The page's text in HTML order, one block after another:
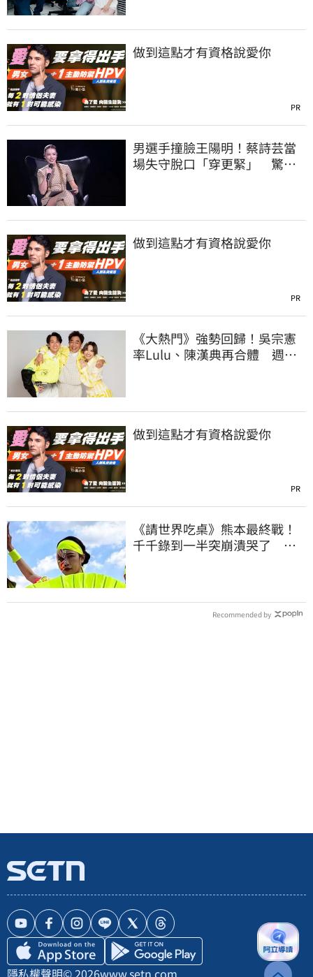
做到這點才有資格說愛你
PR
男選手撞臉王陽明！蔡詩芸當
場失守脫口「穿更緊」 驚人
做到這點才有資格說愛你
PR
《大熱門》強勢回歸！吳宗憲
率Lulu、陳漢典再合體 週末
做到這點才有資格說愛你
PR
《請世界吃桌》熊本最終戰！
千千錄到一半突崩潰哭了 關
Recommended by
隱私權聲明© 2026www.setn.com